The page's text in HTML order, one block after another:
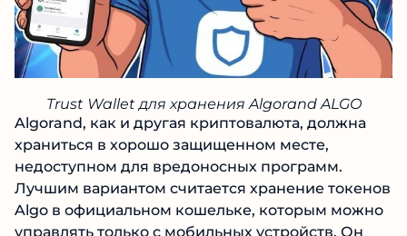
Trust Wallet для хранения Algorand ALGO
Algorand, как и другая криптовалюта, должна
храниться в хорошо защищенном месте,
недоступном для вредоносных программ.
Лучшим вариантом считается хранение токенов
Algo в официальном кошельке, которым можно
управлять только с мобильных устройств. Он